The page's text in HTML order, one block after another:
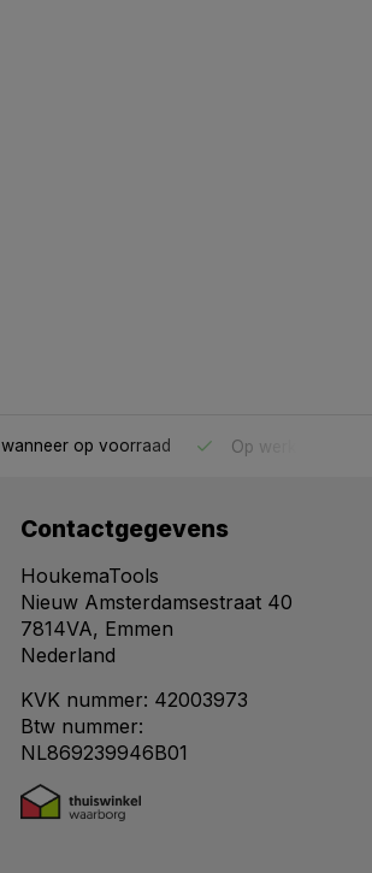
, wanneer op voorraad Op werkdagen
Contactgegevens
HoukemaTools
Nieuw Amsterdamsestraat 40
7814VA, Emmen
Nederland
KVK nummer: 42003973
Btw nummer:
NL869239946B01